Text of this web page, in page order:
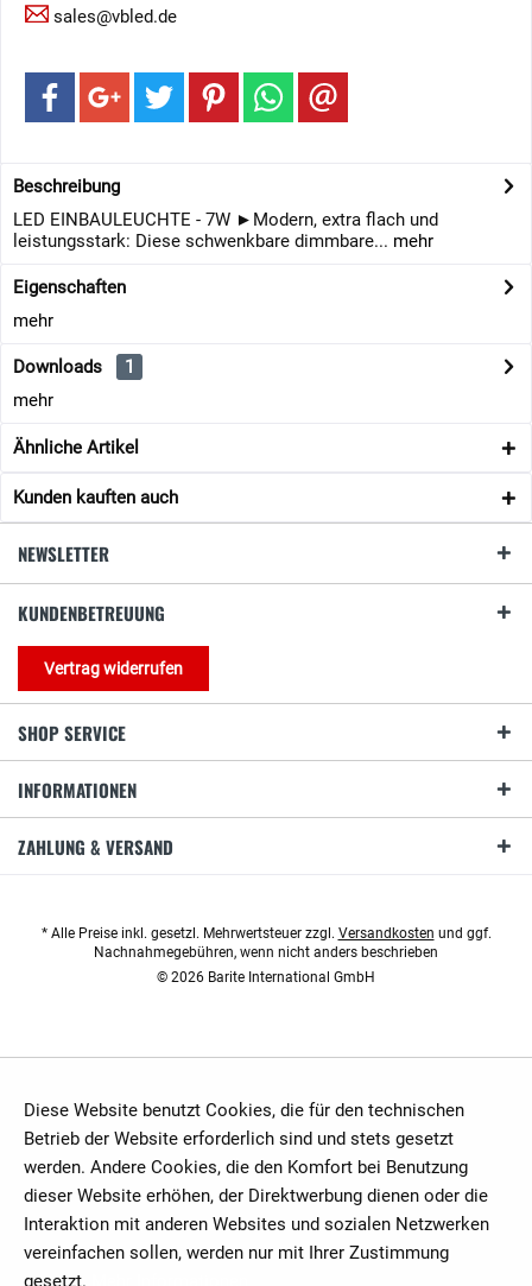
sales@vbled.de
Beschreibung
LED EINBAULEUCHTE - 7W ►Modern, extra flach und
leistungsstark: Diese schwenkbare dimmbare... mehr
Eigenschaften
mehr
Downloads
1
mehr
Ähnliche Artikel
Kunden kauften auch
NEWSLETTER
KUNDENBETREUUNG
Vertrag widerrufen
SHOP SERVICE
INFORMATIONEN
ZAHLUNG & VERSAND
* Alle Preise inkl. gesetzl. Mehrwertsteuer zzgl. Versandkosten und ggf.
Nachnahmegebühren, wenn nicht anders beschrieben
© 2026 Barite International GmbH
Diese Website benutzt Cookies, die für den technischen
Betrieb der Website erforderlich sind und stets gesetzt
werden. Andere Cookies, die den Komfort bei Benutzung
dieser Website erhöhen, der Direktwerbung dienen oder die
Interaktion mit anderen Websites und sozialen Netzwerken
vereinfachen sollen, werden nur mit Ihrer Zustimmung
gesetzt.